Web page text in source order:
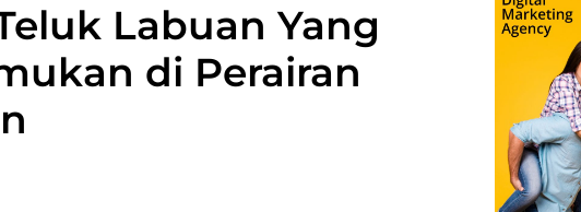
Labuan Yang
di Perairan